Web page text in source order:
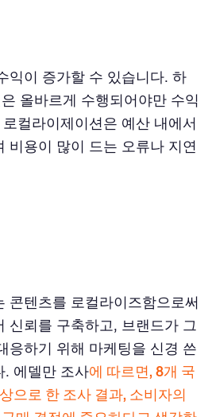
익이 증가할 수 있습니다. 하
올바르게 수행되어야만 수익
컬라이제이션은 예산 내에서
비용이 많이 드는 오류나 지연
콘텐츠를 로컬라이즈함으로써
신뢰를 구축하고, 브랜드가 그
응하기 위해 마케팅을 신경 쓴
. 에델만 조사에 따르면, 8개 국
으로 한 조사 결과, 소비자의